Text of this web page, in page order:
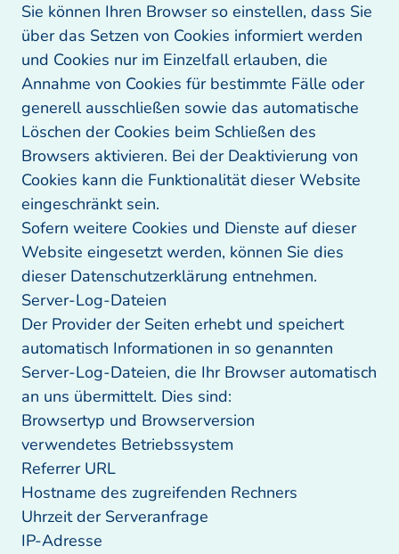
Sie können Ihren Browser so einstellen, dass Sie
über das Setzen von Cookies informiert werden
und Cookies nur im Einzelfall erlauben, die
Annahme von Cookies für bestimmte Fälle oder
generell ausschließen sowie das automatische
Löschen der Cookies beim Schließen des
Browsers aktivieren. Bei der Deaktivierung von
Cookies kann die Funktionalität dieser Website
eingeschränkt sein.
Sofern weitere Cookies und Dienste auf dieser
Website eingesetzt werden, können Sie dies
dieser Datenschutzerklärung entnehmen.
Server-Log-Dateien
Der Provider der Seiten erhebt und speichert
automatisch Informationen in so genannten
Server-Log-Dateien, die Ihr Browser automatisch
an uns übermittelt. Dies sind:
Browsertyp und Browserversion
verwendetes Betriebssystem
Referrer URL
Hostname des zugreifenden Rechners
Uhrzeit der Serveranfrage
IP-Adresse